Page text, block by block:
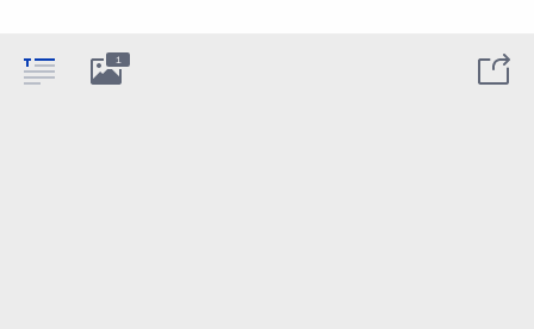
1